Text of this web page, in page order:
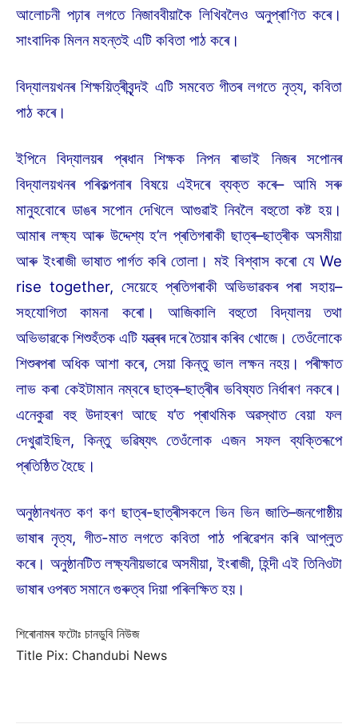
আলোচনী পঢ়াৰ লগতে নিজাববীয়াকৈ লিখিবলৈও অনুপ্ৰাণিত কৰে।
সাংবাদিক মিলন মহন্তই এটি কবিতা পাঠ কৰে।
বিদ্যালয়খনৰ শিক্ষয়িত্ৰীবৃন্দই এটি সমবেত গীতৰ লগতে নৃত্য, কবিতা
পাঠ কৰে।
ইপিনে বিদ্যালয়ৰ প্ৰধান শিক্ষক নিপন ৰাভাই নিজৰ সপোনৰ
বিদ্যালয়খনৰ পৰিকল্পনাৰ বিষয়ে এইদৰে ব্যক্ত কৰে– আমি সৰু
মানুহবোৰে ডাঙৰ সপোন দেখিলে আগুৱাই নিবলৈ বহুতো কষ্ট হয়।
আমাৰ লক্ষ্য আৰু উদ্দেশ্য হ’ল প্ৰতিগৰাকী ছাত্ৰ–ছাত্ৰীক অসমীয়া
আৰু ইংৰাজী ভাষাত পাৰ্গত কৰি তোলা। মই বিশ্বাস কৰো যে We
rise together, সেয়েহে প্ৰতিগৰাকী অভিভাৱকৰ পৰা সহায়–
সহযোগিতা কামনা কৰো। আজিকালি বহুতো বিদ্যালয় তথা
অভিভাৱকে শিশুহঁতক এটি যন্ত্ৰৰ দৰে তৈয়াৰ কৰিব খোজে। তেওঁলোকে
শিশুৰপৰা অধিক আশা কৰে, সেয়া কিন্তু ভাল লক্ষন নহয়। পৰীক্ষাত
লাভ কৰা কেইটামান নম্বৰে ছাত্ৰ–ছাত্ৰীৰ ভবিষ্যত নিৰ্ধাৰণ নকৰে।
এনেকুৱা বহু উদাহৰণ আছে য’ত প্ৰাথমিক অৱস্থাত বেয়া ফল
দেখুৱাইছিল, কিন্তু ভৱিষ্যৎ তেওঁলোক এজন সফল ব্যক্তিৰূপে
প্ৰতিষ্ঠিত হৈছে।
অনুষ্ঠানখনত কণ কণ ছাত্ৰ-ছাত্ৰীসকলে ভিন ভিন জাতি–জনগোষ্ঠীয়
ভাষাৰ নৃত্য, গীত-মাত লগতে কবিতা পাঠ পৰিৱেশন কৰি আপ্লুত
কৰে। অনুষ্ঠানটিত লক্ষ্যনীয়ভাৱে অসমীয়া, ইংৰাজী, হিন্দী এই তিনিওটা
ভাষাৰ ওপৰত সমানে গুৰুত্ব দিয়া পৰিলক্ষিত হয়।
শিৰোনামৰ ফটোঃ চানডুবি নিউজ
Title Pix: Chandubi News